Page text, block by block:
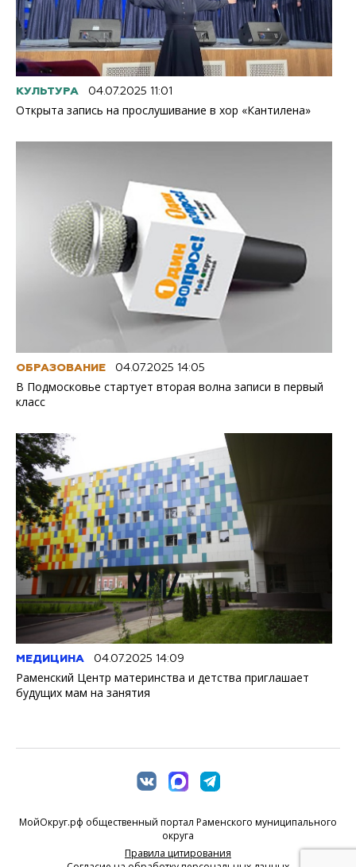
КУЛЬТУРА 04.07.2025 11:01
Открыта запись на прослушивание в хор «Кантилена»
ОБРАЗОВАНИЕ 04.07.2025 14:05
В Подмосковье стартует вторая волна записи в первый
класс
МЕДИЦИНА 04.07.2025 14:09
Раменский Центр материнства и детства приглашает
будущих мам на занятия
МойОкруг.рф общественный портал Раменского муниципального
округа
Правила цитирования